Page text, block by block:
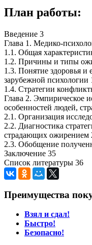
План работы:
Введение 3
Глава 1. Медико-
1.1. Общая
1.2. Причины и типы
1.3. Понятие здоровья и
зарубежной психологии
1.4. Стратегии
Глава 2. Эмпирическое
особенностей людей,
2.1. Организация
2.2. Диагностика
страдающих ожирением
2.3. Обобщение
Заключение 35
Список литературы 36
Преимущества
Взял и сдал!
Быстро!
Безопасно!